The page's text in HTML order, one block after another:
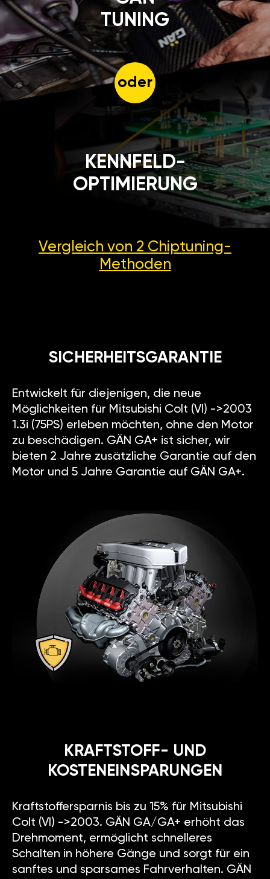
TUNING
oder
KENNFELD-
OPTIMIERUNG
Vergleich von 2 Chiptuning-
Methoden
SICHERHEITSGARANTIE
Entwickelt für diejenigen, die neue
Möglichkeiten für Mitsubishi Colt (VI) ->2003
1.3i (75PS) erleben möchten, ohne den Motor
zu beschädigen. GÄN GA+ ist sicher, wir
bieten 2 Jahre zusätzliche Garantie auf den
Motor und 5 Jahre Garantie auf GÄN GA+.
KRAFTSTOFF- UND
KOSTENEINSPARUNGEN
Kraftstoffersparnis bis zu 15% für Mitsubishi
Colt (VI) ->2003. GÄN GA/GA+ erhöht das
Drehmoment, ermöglicht schnelleres
Schalten in höhere Gänge und sorgt für ein
sanftes und sparsames Fahrverhalten. GÄN